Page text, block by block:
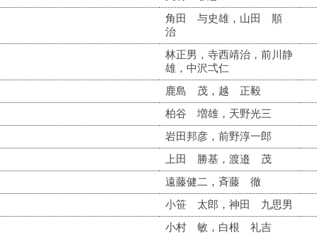
角田 与史雄，山田 順
治
林正男，寺西靖治，前川静
雄，中沢弌仁
鹿島 茂，越 正毅
柏谷 増雄，天野光三
岩田邦彦，前野淳一郎
上田 勝基，渡邉 茂
遠藤健二，斉藤 徹
小笹 太郎，神田 九思男
小村 敏，白根 礼吉